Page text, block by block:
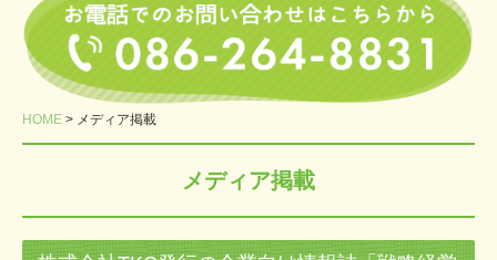
入居のお申込について
会員限定
会員限定2
不動産査定等申請フォーム
HOME メディア掲載
メディア掲載